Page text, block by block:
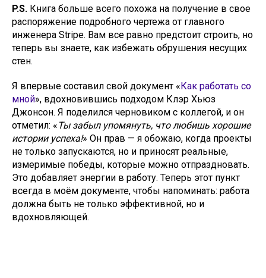
P.S. Книга больше всего похожа на получение в свое
распоряжение подробного чертежа от главного
инженера Stripe. Вам все равно предстоит строить, но
теперь вы знаете, как избежать обрушения несущих
стен.
Я впервые составил свой документ «Как работать со
мной», вдохновившись подходом Клэр Хьюз
Джонсон. Я поделился черновиком с коллегой, и он
отметил: « Ты забыл упомянуть, что любишь хорошие
истории успеха!» Он прав — я обожаю, когда проекты
не только запускаются, но и приносят реальные,
измеримые победы, которые можно отпраздновать.
Это добавляет энергии в работу. Теперь этот пункт
всегда в моём документе, чтобы напоминать: работа
должна быть не только эффективной, но и
вдохновляющей.